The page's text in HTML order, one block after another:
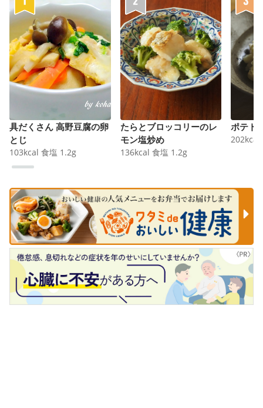
具だくさん 高野豆腐の卵
とじ
103kcal 食塩 1.2g
たらとブロッコリーのレ
モン塩炒め
136kcal 食塩 1.2g
ポテト
202kcal